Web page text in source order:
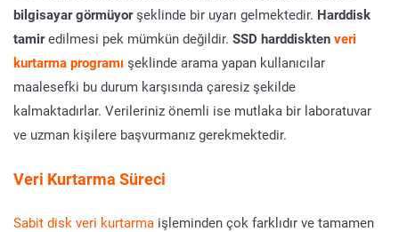
bilgisayar görmüyorşeklinde bir uyarı gelmektedir. Harddisk
tamiredilmesi pek mümkün değildir. SSD harddiskten veri
kurtarma programı şeklinde arama yapan kullanıcılar
maalesefki bu durum karşısında çaresiz şekilde
kalmaktadırlar. Verileriniz önemli ise mutlaka bir laboratuvar
ve uzman kişilere başvurmanız gerekmektedir.
Veri Kurtarma Süreci
Sabit disk veri kurtarma işleminden çok farklıdır ve tamamen